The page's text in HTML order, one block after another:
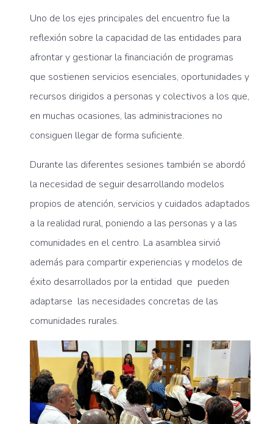
Uno de los ejes principales del encuentro fue la
reflexión sobre la capacidad de las entidades para
afrontar y gestionar la financiación de programas
que sostienen servicios esenciales, oportunidades y
recursos dirigidos a personas y colectivos a los que,
en muchas ocasiones, las administraciones no
consiguen llegar de forma suficiente.
Durante las diferentes sesiones también se abordó
la necesidad de seguir desarrollando modelos
propios de atención, servicios y cuidados adaptados
a la realidad rural, poniendo a las personas y a las
comunidades en el centro. La asamblea sirvió
además para compartir experiencias y modelos de
éxito desarrollados por la entidad que pueden
adaptarse las necesidades concretas de las
comunidades rurales.